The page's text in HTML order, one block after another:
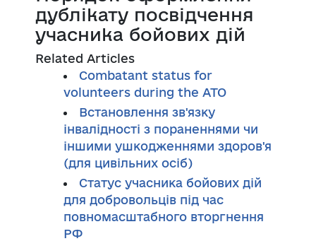
дублікату посвідчення
учасника бойових дій
Related Articles
Combatant status for
volunteers during the ATO
Встановлення зв'язку
інвалідності з пораненнями чи
іншими ушкодженнями здоров'я
(для цивільних осіб)
Статус учасника бойових дій
для добровольців під час
повномасштабного вторгнення
РФ